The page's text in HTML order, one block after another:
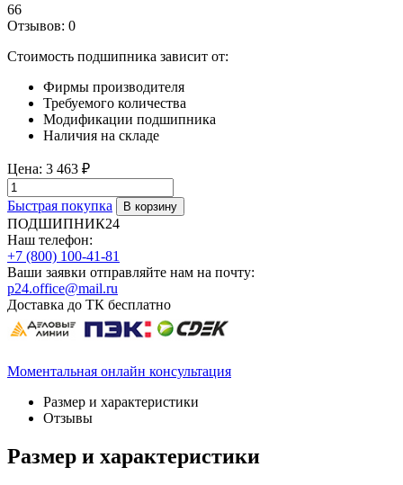
66
Отзывов: 0
Стоимость подшипника зависит от:
Фирмы производителя
Требуемого количества
Модификации подшипника
Наличия на складе
Цена: 3 463 ₽
Быстрая покупка
ПОДШИПНИК24
Наш телефон:
+7 (800) 100-41-81
Ваши заявки отправляйте нам на почту:
p24.office@mail.ru
Доставка до ТК бесплатно
Моментальная онлайн консультация
Размер и характеристики
Отзывы
Размер и характеристики